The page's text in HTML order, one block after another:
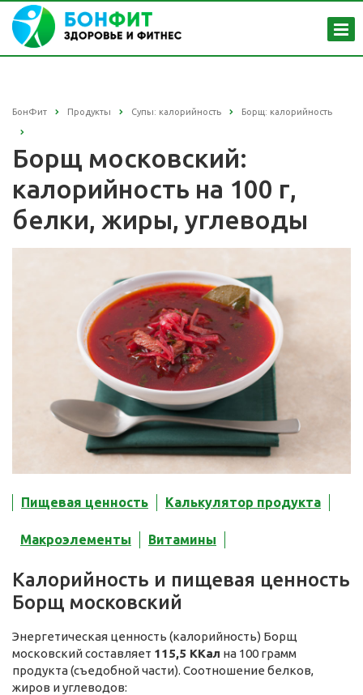
БонФит Продукты Супы: калорийность Борщ: калорийность
Борщ московский:
калорийность на 100 г,
белки, жиры, углеводы
Пищевая ценность Калькулятор продукта
Макроэлементы Витамины
Калорийность и пищевая ценность
Борщ московский
Энергетическая ценность (калорийность) Борщ
московский составляет 115,5 ККал на 100 грамм
продукта (съедобной части). Соотношение белков,
жиров и углеводов: